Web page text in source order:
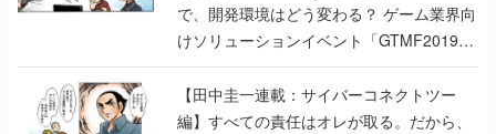
で、開発環境はどう変わる？ ゲーム業界向
けソリューションイベント「GTMF2019」
に行って、より理解を深めよう【PR】
【田中圭一連載：サイバーコネクトツー
編】すべての責任はオレが取る。だから、